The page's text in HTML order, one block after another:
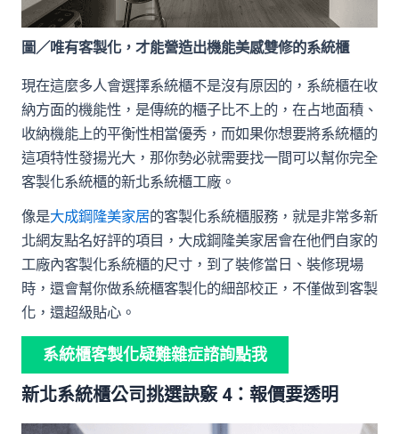
圖／唯有客製化，才能營造出機能美感雙修的系統櫃
現在這麼多人會選擇系統櫃不是沒有原因的，系統櫃在收
納方面的機能性，是傳統的櫃子比不上的，在占地面積、
收納機能上的平衡性相當優秀，而如果你想要將系統櫃的
這項特性發揚光大，那你勢必就需要找一間可以幫你完全
客製化系統櫃的新北系統櫃工廠。
像是大成鋼隆美家居的客製化系統櫃服務，就是非常多新
北網友點名好評的項目，大成鋼隆美家居會在他們自家的
工廠內客製化系統櫃的尺寸，到了裝修當日、裝修現場
時，還會幫你做系統櫃客製化的細部校正，不僅做到客製
化，還超級貼心。
系統櫃客製化疑難雜症諮詢點我
新北系統櫃公司挑選訣竅 4：報價要透明